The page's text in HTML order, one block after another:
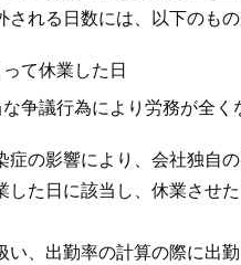
れる日数には、以下のもの
て休業した日
争議行為により労務が全く
の影響により、会社独自
した日に該当し、休業させ
、出勤率の計算の際に出